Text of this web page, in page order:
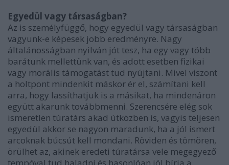
Egyedül vagy társaságban?
Az is személyfüggő, hogy egyedül vagy társaságban
vagyunk-e képesek jobb eredményre. Nagy
általánosságban nyilván jót tesz, ha egy vagy több
barátunk mellettünk van, és adott esetben fizikai
vagy morális támogatást tud nyújtani. Mivel viszont
a holtpont mindenkit máskor ér el, számítani kell
arra, hogy lassíthatjuk is a másikat, ha mindenáron
együtt akarunk továbbmenni. Szerencsére elég sok
ismeretlen túratárs akad útközben is, vagyis teljesen
egyedül akkor se nagyon maradunk, ha a jól ismert
arcoknak búcsút kell mondani. Röviden és tömören,
örülhet az, akinek eredeti túratársa vele megegyező